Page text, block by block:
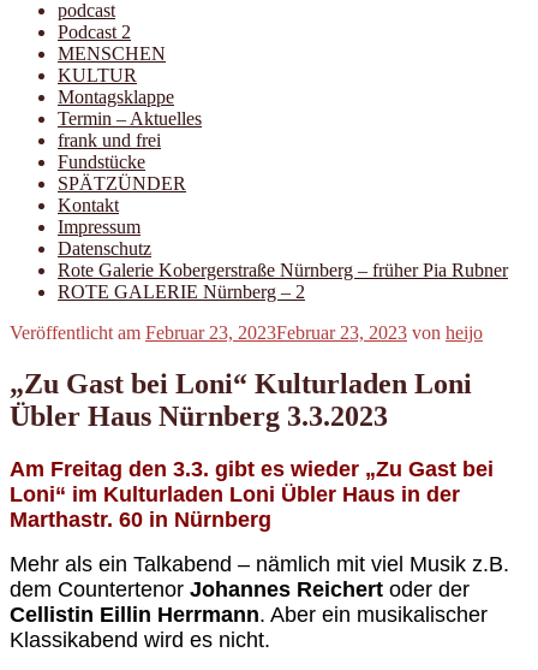
podcast
Podcast 2
MENSCHEN
KULTUR
Montagsklappe
Termin – Aktuelles
frank und frei
Fundstücke
SPÄTZÜNDER
Kontakt
Impressum
Datenschutz
Rote Galerie Kobergerstraße Nürnberg – früher Pia Rubner
ROTE GALERIE Nürnberg – 2
Veröffentlicht am Februar 23, 2023Februar 23, 2023 von heijo
„Zu Gast bei Loni“ Kulturladen Loni
Übler Haus Nürnberg 3.3.2023
Am Freitag den 3.3. gibt es wieder „Zu Gast bei
Loni“ im Kulturladen Loni Übler Haus in der
Marthastr. 60 in Nürnberg
Mehr als ein Talkabend – nämlich mit viel Musik z.B.
dem Countertenor Johannes Reichert oder der
Cellistin Eillin Herrmann. Aber ein musikalischer
Klassikabend wird es nicht.